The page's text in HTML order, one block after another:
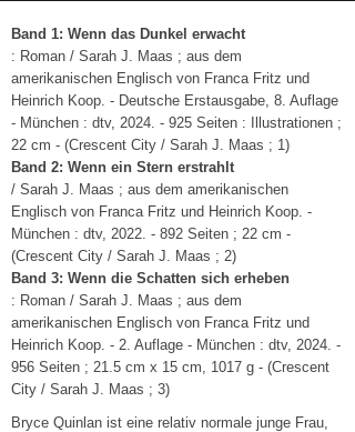
Band 1: Wenn das Dunkel erwacht
: Roman / Sarah J. Maas ; aus dem
amerikanischen Englisch von Franca Fritz und
Heinrich Koop. - Deutsche Erstausgabe, 8. Auflage
- München : dtv, 2024. - 925 Seiten : Illustrationen ;
22 cm - (Crescent City / Sarah J. Maas ; 1)
Band 2: Wenn ein Stern erstrahlt
/ Sarah J. Maas ; aus dem amerikanischen
Englisch von Franca Fritz und Heinrich Koop. -
München : dtv, 2022. - 892 Seiten ; 22 cm -
(Crescent City / Sarah J. Maas ; 2)
Band 3: Wenn die Schatten sich erheben
: Roman / Sarah J. Maas ; aus dem
amerikanischen Englisch von Franca Fritz und
Heinrich Koop. - 2. Auflage - München : dtv, 2024. -
956 Seiten ; 21.5 cm x 15 cm, 1017 g - (Crescent
City / Sarah J. Maas ; 3)
Bryce Quinlan ist eine relativ normale junge Frau,